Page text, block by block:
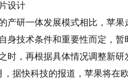
设计
产研一体发展模式相比，苹
身技术条件和重要性而定，
时，再根据具体情况调整新研
，据快科技的报道，苹果将在